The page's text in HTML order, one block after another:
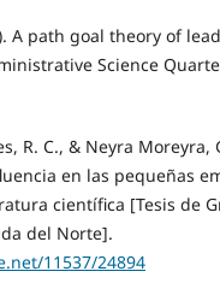
A path goal theory of
Science
R. C., & Neyra Moreyra,
en las pequeñas
científica [Tesis de
del Norte].
11537/24894